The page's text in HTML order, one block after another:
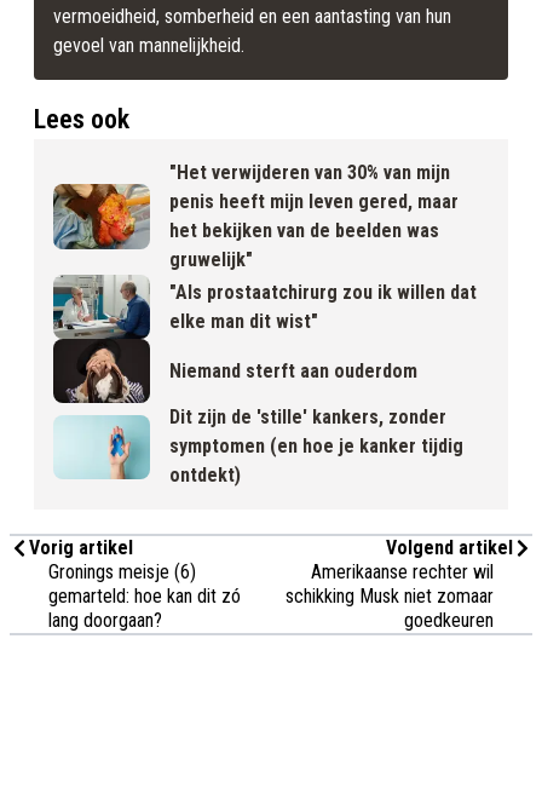
vermoeidheid, somberheid en een aantasting van hun
gevoel van mannelijkheid.
Lees ook
"Het verwijderen van 30% van mijn
penis heeft mijn leven gered, maar
het bekijken van de beelden was
gruwelijk"
"Als prostaatchirurg zou ik willen dat
elke man dit wist"
Niemand sterft aan ouderdom
Dit zijn de 'stille' kankers, zonder
symptomen (en hoe je kanker tijdig
ontdekt)
Vorig artikel
Gronings meisje (6)
gemarteld: hoe kan dit zó
lang doorgaan?
Volgend artikel
Amerikaanse rechter wil
schikking Musk niet zomaar
goedkeuren